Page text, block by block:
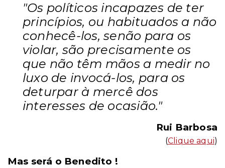
"Os políticos incapazes de ter
princípios, ou habituados a não
conhecê-los, senão para os
violar, são precisamente os
que não têm mãos a medir no
luxo de invocá-los, para os
deturpar à mercê dos
interesses de ocasião."
Rui Barbosa
(Clique aqui)
Mas será o Benedito !